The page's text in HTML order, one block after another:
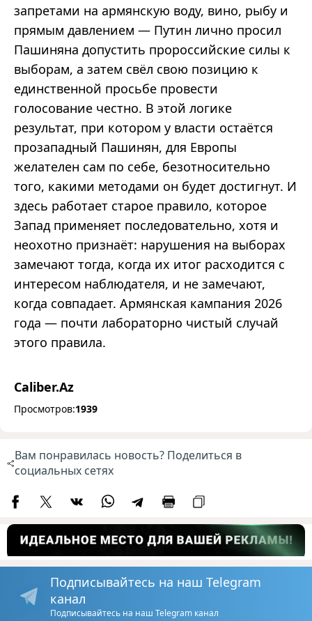
запретами на армянскую воду, вино, рыбу и
прямым давлением — Путин лично просил
Пашиняна допустить пророссийские силы к
выборам, а затем свёл свою позицию к
единственной просьбе провести
голосование честно. В этой логике
результат, при котором у власти остаётся
прозападный Пашинян, для Европы
желателен сам по себе, безотносительно
того, какими методами он будет достигнут. И
здесь работает старое правило, которое
Запад применяет последовательно, хотя и
неохотно признаёт: нарушения на выборах
замечают тогда, когда их итог расходится с
интересом наблюдателя, и не замечают,
когда совпадает. Армянская кампания 2026
года — почти лабораторно чистый случай
этого правила.
Caliber.Az
Просмотров:1939
Вам понравилась новость? Поделиться в
социальных сетях
Подписывайтесь на наш Telegram
канал
Подписывайтесь на наш Telegram канал